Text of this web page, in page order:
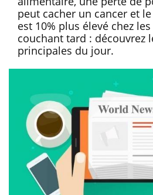
peut cacher un cancer et
est 10% plus élevé chez
couchant tard : découvrez
principales du jour.